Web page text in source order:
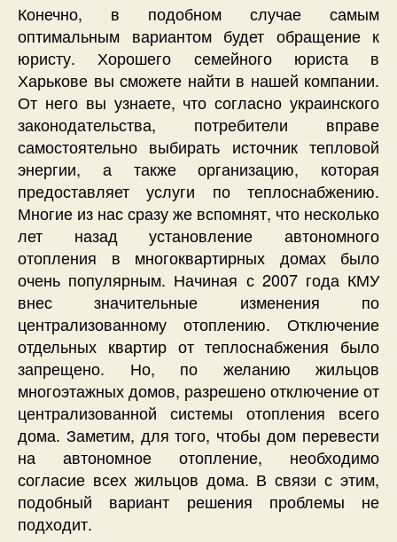
Конечно, в подобном случае самым
оптимальным вариантом будет обращение к
юристу. Хорошего семейного юриста в
Харькове вы сможете найти в нашей компании.
От него вы узнаете, что согласно украинского
законодательства, потребители вправе
самостоятельно выбирать источник тепловой
энергии, а также организацию, которая
предоставляет услуги по теплоснабжению.
Многие из нас сразу же вспомнят, что несколько
лет назад установление автономного
отопления в многоквартирных домах было
очень популярным. Начиная с 2007 года КМУ
внес значительные изменения по
централизованному отоплению. Отключение
отдельных квартир от теплоснабжения было
запрещено. Но, по желанию жильцов
многоэтажных домов, разрешено отключение от
централизованной системы отопления всего
дома. Заметим, для того, чтобы дом перевести
на автономное отопление, необходимо
согласие всех жильцов дома. В связи с этим,
подобный вариант решения проблемы не
подходит.